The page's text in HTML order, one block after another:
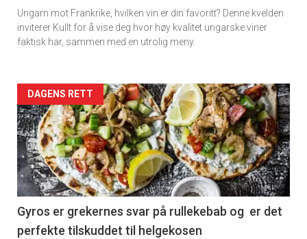
Ungarn mot Frankrike, hvilken vin er din favoritt? Denne kvelden
inviterer Kullt for å vise deg hvor høy kvalitet ungarske viner
faktisk har, sammen med en utrolig meny.
Forsiden
akkurat
nå
-
6
DAGENS RETT
Gyros er grekernes svar på rullekebab og er det
perfekte tilskuddet til helgekosen